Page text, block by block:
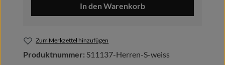
In den Warenkorb
Zum Merkzettel hinzufügen
Produktnummer: S11137-Herren-S-weiss